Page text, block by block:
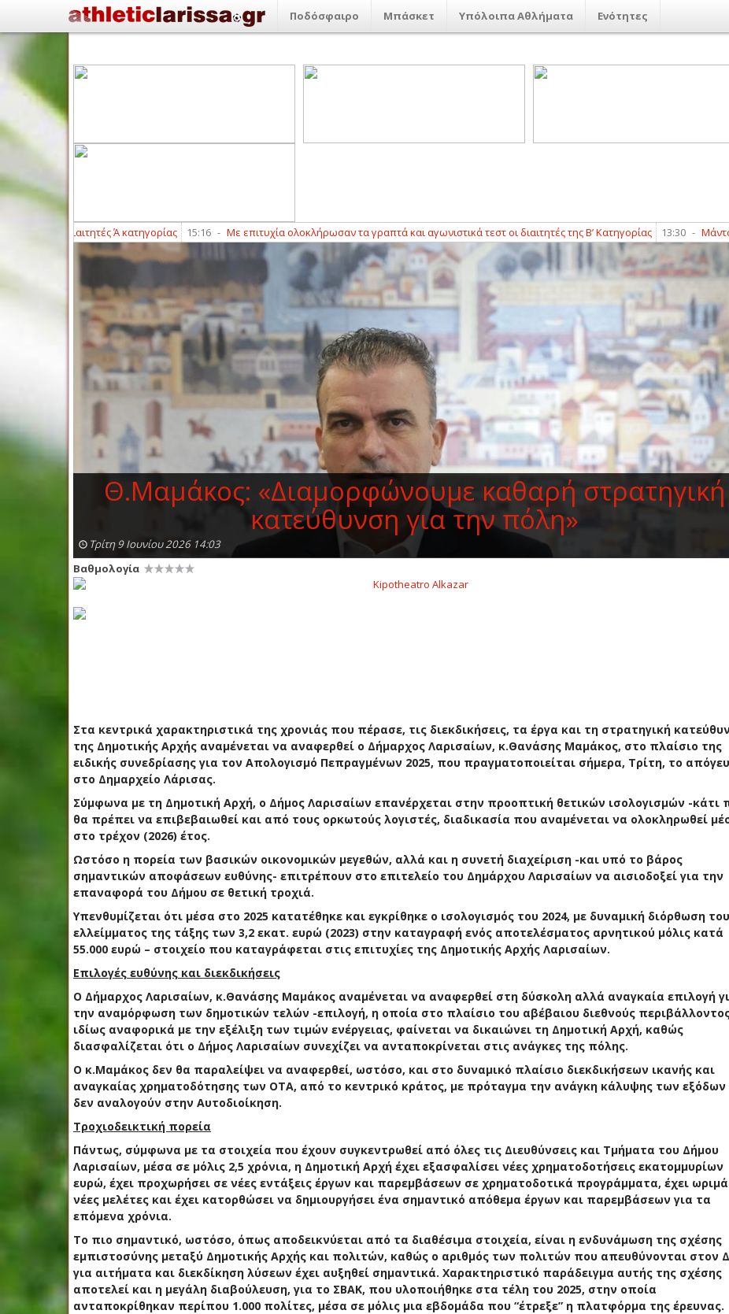
Ποδόσφαιρο Μπάσκετ Υπόλοιπα Αθλήματα Ενότητες
διαιτητές Ά κατηγορίας 15:16 - Με επιτυχία ολοκλήρωσαν τα γραπτά και αγωνιστικά τεστ οι διαιτητές της Β’ Κατηγορίας 13:30 - Μάντσεστερ
Θ.Μαμάκος: «Διαμορφώνουμε καθαρή στρατηγική
κατεύθυνση για την πόλη»
Τρίτη 9 Ιουνίου 2026 14:03
Βαθμολογία
Στα κεντρικά χαρακτηριστικά της χρονιάς που πέρασε, τις διεκδικήσεις, τα έργα και τη στρατηγική
της Δημοτικής Αρχής αναμένεται να αναφερθεί ο Δήμαρχος Λαρισαίων, κ.Θανάσης Μαμάκος, στο πλαίσιο της
ειδικής συνεδρίασης για τον Απολογισμό Πεπραγμένων 2025, που πραγματοποιείται σήμερα, Τρίτη, το
στο Δημαρχείο Λάρισας.
Σύμφωνα με τη Δημοτική Αρχή, ο Δήμος Λαρισαίων επανέρχεται στην προοπτική θετικών ισολογισμών -κάτι
θα πρέπει να επιβεβαιωθεί και από τους ορκωτούς λογιστές, διαδικασία που αναμένεται να ολοκληρωθεί
στο τρέχον (2026) έτος.
Ωστόσο η πορεία των βασικών οικονομικών μεγεθών, αλλά και η συνετή διαχείριση -και υπό το βάρος
σημαντικών αποφάσεων ευθύνης- επιτρέπουν στο επιτελείο του Δημάρχου Λαρισαίων να αισιοδοξεί για την
επαναφορά του Δήμου σε θετική τροχιά.
Υπενθυμίζεται ότι μέσα στο 2025 κατατέθηκε και εγκρίθηκε ο ισολογισμός του 2024, με δυναμική διόρθωση του
ελλείμματος της τάξης των 3,2 εκατ. ευρώ (2023) στην καταγραφή ενός αποτελέσματος αρνητικού μόλις κατά
55.000 ευρώ – στοιχείο που καταγράφεται στις επιτυχίες της Δημοτικής Αρχής Λαρισαίων.
Επιλογές ευθύνης και διεκδικήσεις
Ο Δήμαρχος Λαρισαίων, κ.Θανάσης Μαμάκος αναμένεται να αναφερθεί στη δύσκολη αλλά αναγκαία επιλογή
την αναμόρφωση των δημοτικών τελών -επιλογή, η οποία στο πλαίσιο του αβέβαιου διεθνούς
ιδίως αναφορικά με την εξέλιξη των τιμών ενέργειας, φαίνεται να δικαιώνει τη Δημοτική Αρχή, καθώς
διασφαλίζεται ότι ο Δήμος Λαρισαίων συνεχίζει να ανταποκρίνεται στις ανάγκες της πόλης.
Ο κ.Μαμάκος δεν θα παραλείψει να αναφερθεί, ωστόσο, και στο δυναμικό πλαίσιο διεκδικήσεων ικανής και
αναγκαίας χρηματοδότησης των ΟΤΑ, από το κεντρικό κράτος, με πρόταγμα την ανάγκη κάλυψης των
δεν αναλογούν στην Αυτοδιοίκηση.
Τροχιοδεικτική πορεία
Πάντως, σύμφωνα με τα στοιχεία που έχουν συγκεντρωθεί από όλες τις Διευθύνσεις και Τμήματα του Δήμου
Λαρισαίων, μέσα σε μόλις 2,5 χρόνια, η Δημοτική Αρχή έχει εξασφαλίσει νέες χρηματοδοτήσεις εκατομμυρίων
ευρώ, έχει προχωρήσει σε νέες εντάξεις έργων και παρεμβάσεων σε χρηματοδοτικά προγράμματα, έχει
νέες μελέτες και έχει κατορθώσει να δημιουργήσει ένα σημαντικό απόθεμα έργων και παρεμβάσεων για τα
επόμενα χρόνια.
Το πιο σημαντικό, ωστόσο, όπως αποδεικνύεται από τα διαθέσιμα στοιχεία, είναι η ενδυνάμωση της σχέσης
εμπιστοσύνης μεταξύ Δημοτικής Αρχής και πολιτών, καθώς ο αριθμός των πολιτών που απευθύνονται στον
για αιτήματα και διεκδίκηση λύσεων έχει αυξηθεί σημαντικά. Χαρακτηριστικό παράδειγμα αυτής της σχέσης
αποτελεί και η μεγάλη διαβούλευση, για το ΣΒΑΚ, που υλοποιήθηκε στα τέλη του 2025, στην οποία
ανταποκρίθηκαν περίπου 1.000 πολίτες, μέσα σε μόλις μια εβδομάδα που “έτρεξε” η πλατφόρμα της έρευνας.